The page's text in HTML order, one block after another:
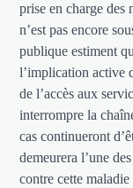
prise en charge des
n’est pas encore
publique estiment
l’implication active
de l’accès aux
interrompre la
cas continueront
demeurera l’une
contre cette